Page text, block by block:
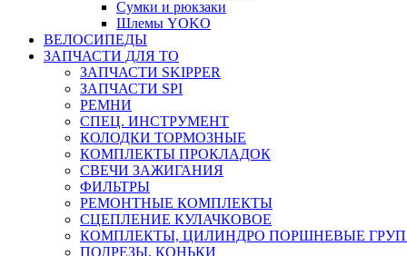
Сумки и рюкзаки
Шлемы YOKO
ВЕЛОСИПЕДЫ
ЗАПЧАСТИ ДЛЯ ТО
ЗАПЧАСТИ SKIPPER
ЗАПЧАСТИ SPI
РЕМНИ
СПЕЦ. ИНСТРУМЕНТ
КОЛОДКИ ТОРМОЗНЫЕ
КОМПЛЕКТЫ ПРОКЛАДОК
СВЕЧИ ЗАЖИГАНИЯ
ФИЛЬТРЫ
РЕМОНТНЫЕ КОМПЛЕКТЫ
СЦЕПЛЕНИЕ КУЛАЧКОВОЕ
КОМПЛЕКТЫ, ЦИЛИНДРО ПОРШНЕВЫЕ
ПОДРЕЗЫ, КОНЬКИ